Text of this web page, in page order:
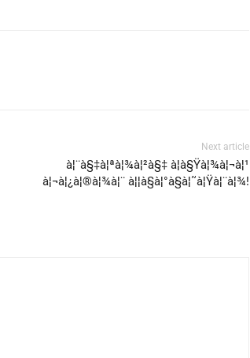
Next article
à¦¨à§‡à¦ªà¦¾à¦²à§‡ à¦­à§Ÿà¦¾à¦¬à¦¹
à¦¬à¦¿à¦®à¦¾à¦¨ à¦¦à§à¦°à§à¦˜à¦Ÿà¦¨à¦¾!